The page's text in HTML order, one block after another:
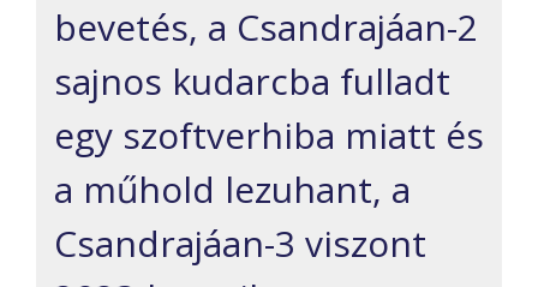
bevetés, a Csandrajáan-2
sajnos kudarcba fulladt
egy szoftverhiba miatt és
a műhold lezuhant, a
Csandrajáan-3 viszont